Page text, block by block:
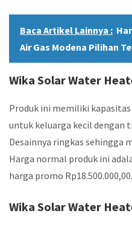
Baca Artikel Lainnya :
Air Gas Modena Pilihan
Wika Solar Water
Produk ini memiliki
untuk keluarga kecil dengan
Desainnya ringkas sehingga
Harga normal produk ini
harga promo Rp18.500.000,00.
Wika Solar Water